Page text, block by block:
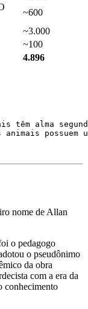
~600
~3.000
~100
4.896
têm alma
animais
nome de Allan
o pedagogo
o pseudônimo
da obra
com a era da
conhecimento